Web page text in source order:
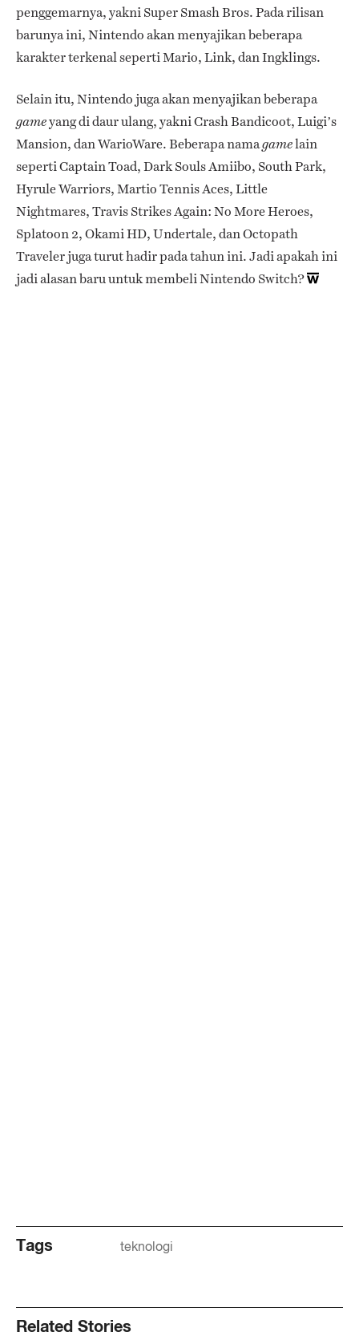
penggemarnya, yakni Super Smash Bros. Pada rilisan
barunya ini, Nintendo akan menyajikan beberapa
karakter terkenal seperti Mario, Link, dan Ingklings.
Selain itu, Nintendo juga akan menyajikan beberapa
gameyang di daur ulang, yakni Crash Bandicoot, Luigi’s
Mansion, dan WarioWare. Beberapa namagamelain
seperti Captain Toad, Dark Souls Amiibo, South Park,
Hyrule Warriors, Martio Tennis Aces, Little
Nightmares, Travis Strikes Again: No More Heroes,
Splatoon 2, Okami HD, Undertale, dan Octopath
Traveler juga turut hadir pada tahun ini. Jadi apakah ini
jadi alasan baru untuk membeli Nintendo Switch?
Tags teknologi
Related Stories